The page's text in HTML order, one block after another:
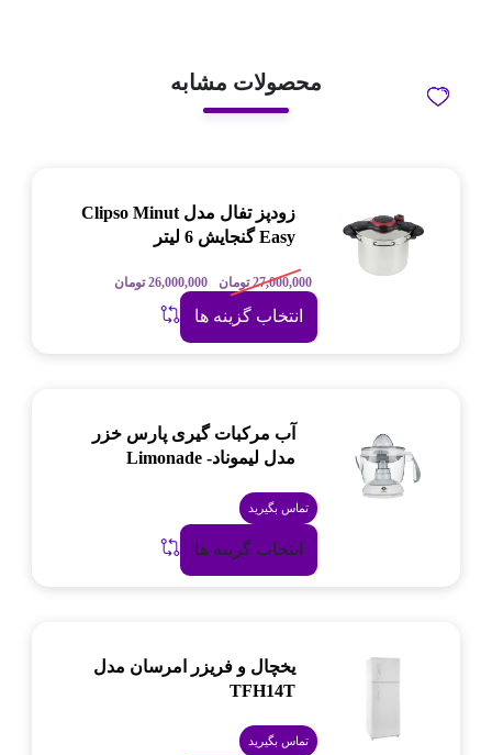
محصولات مشابه
زودپز تفال مدل Clipso Minut
Easy گنجایش 6 لیتر
27,000,000 تومان 26,000,000 تومان
انتخاب گزینه ها
آب مرکبات گیری پارس خزر
مدل لیموناد- Limonade
تماس بگیرید
انتخاب گزینه ها
یخچال و فریزر امرسان مدل
TFH14T
تماس بگیرید